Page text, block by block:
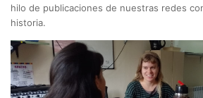
hilo de publicaciones de nuestras redes
historia.